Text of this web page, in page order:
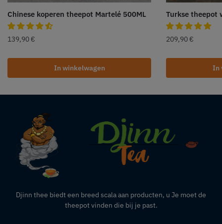
Chinese koperen theepot Martelé 500ML
139,90 €
In winkelwagen
Turkse theepot
209,90 €
In
Djinn thee biedt een breed scala aan producten, u Je moet de
theepot vinden die bij je past.